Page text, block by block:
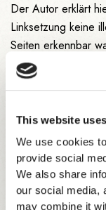
This website
We use cookies
provide social
We also share
our social media,
may combine it
Der Autor erklärt
Linksetzung keine
Seiten erkennbar
Gestaltung, die
verlinkten/
Inhalten aller
Linksetzung
innerhalb des
Fremdeinträge in